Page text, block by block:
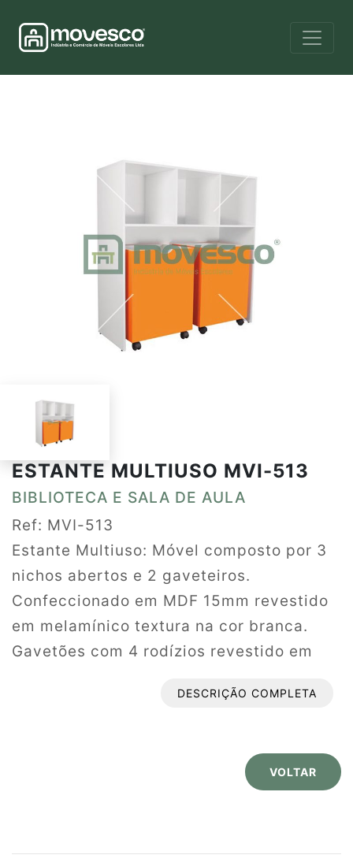
ESTANTE MULTIUSO MVI-513
BIBLIOTECA E SALA DE AULA
Ref: MVI-513
Estante Multiuso: Móvel composto por 3
nichos abertos e 2 gaveteiros.
Confeccionado em MDF 15mm revestido
em melamínico textura na cor branca.
Gavetões com 4 rodízios revestido em
aproximadas: 1270mm (A) x 1200mm (L)
DESCRIÇÃO COMPLETA
VOLTAR